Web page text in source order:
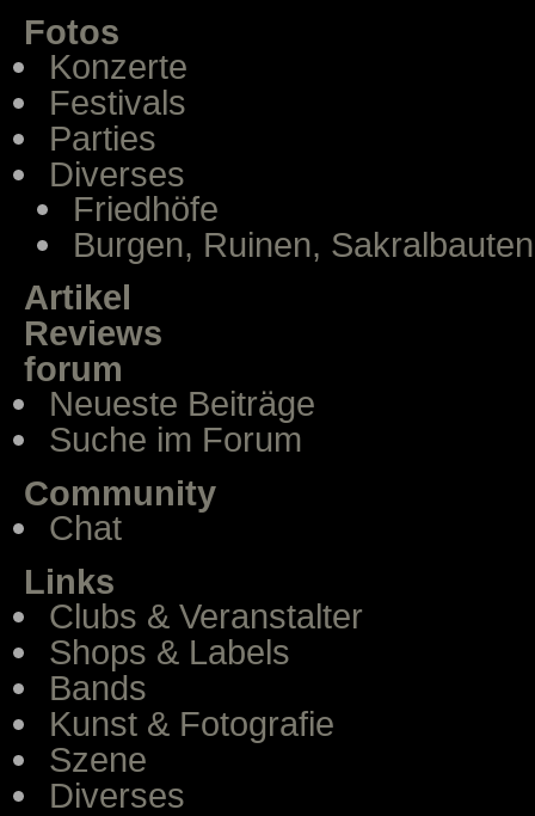
Fotos
Konzerte
Festivals
Parties
Diverses
Friedhöfe
Burgen, Ruinen, Sakralbauten
Artikel
Reviews
forum
Neueste Beiträge
Suche im Forum
Community
Chat
Links
Clubs & Veranstalter
Shops & Labels
Bands
Kunst & Fotografie
Szene
Diverses